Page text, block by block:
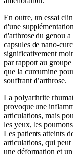
En outre, un essai
d'une
d'arthrose du genou
capsules de nano-
significativement
par rapport au
que la curcumine
souffrant d’arthrose.
La polyarthrite
provoque une
articulations, mais
les yeux, les
Les patients atteints
articulations, qui peut
une déformation et